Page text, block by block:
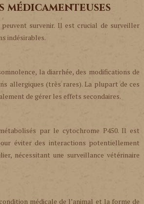
survenir. Il est crucial de surveiller
indésirables.
la diarrhée, des modifications de
allergiques (très rares). La plupart de ces
de gérer les effets secondaires.
par le cytochrome P450. Il est
éviter des interactions potentiellement
nécessitant une surveillance vétérinaire
médicale de l’animal et la forme de